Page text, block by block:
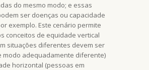
do mesmo modo; e essas
ser doenças ou capacidade
exemplo. Este cenário permite
conceitos de equidade vertical
situações diferentes devem ser
modo adequadamente diferente)
horizontal (pessoas em